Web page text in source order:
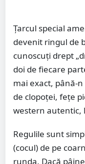
Țarcul special
devenit ringul de
cunoscuți drept
doi de fiecare
mai exact, până-
de clopoței, fețe
western autentic,
Regulile sunt
(cocul) de pe
runda. Dacă